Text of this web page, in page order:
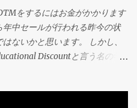
に変えた瞬間圧倒的に早くな
をオススメします。大体皆様
のですが、取り急...
いった感じ。 上のツマミ二つ
操作用のプッシュ付きボリュー
ツマミで行います。 続いて背
してアウトプットがステレオで
方を解説していきましょう。 正
をするにはお金がかかります
中セールが行われる昨今の状
ないかと思います。 しかし、
Discountと言う名の学